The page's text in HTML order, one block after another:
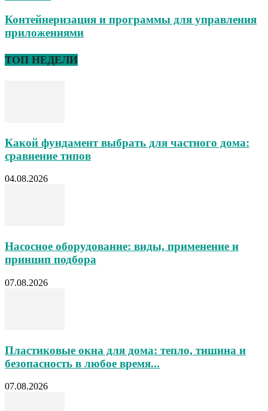
Контейнеризация и программы для управления
приложениями
ТОП НЕДЕЛИ
Какой фундамент выбрать для частного дома:
сравнение типов
04.08.2026
Насосное оборудование: виды, применение и
принцип подбора
07.08.2026
Пластиковые окна для дома: тепло, тишина и
безопасность в любое время...
07.08.2026